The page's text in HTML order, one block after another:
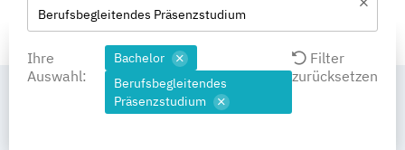
Berufsbegleitendes Präsenzstudium
Ihre
Auswahl:
Bachelor
Berufsbegleitendes
Präsenzstudium
Filter
zurücksetzen